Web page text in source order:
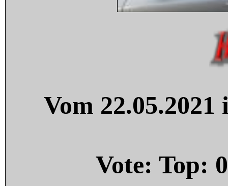
Vom
Vote: Top: 0